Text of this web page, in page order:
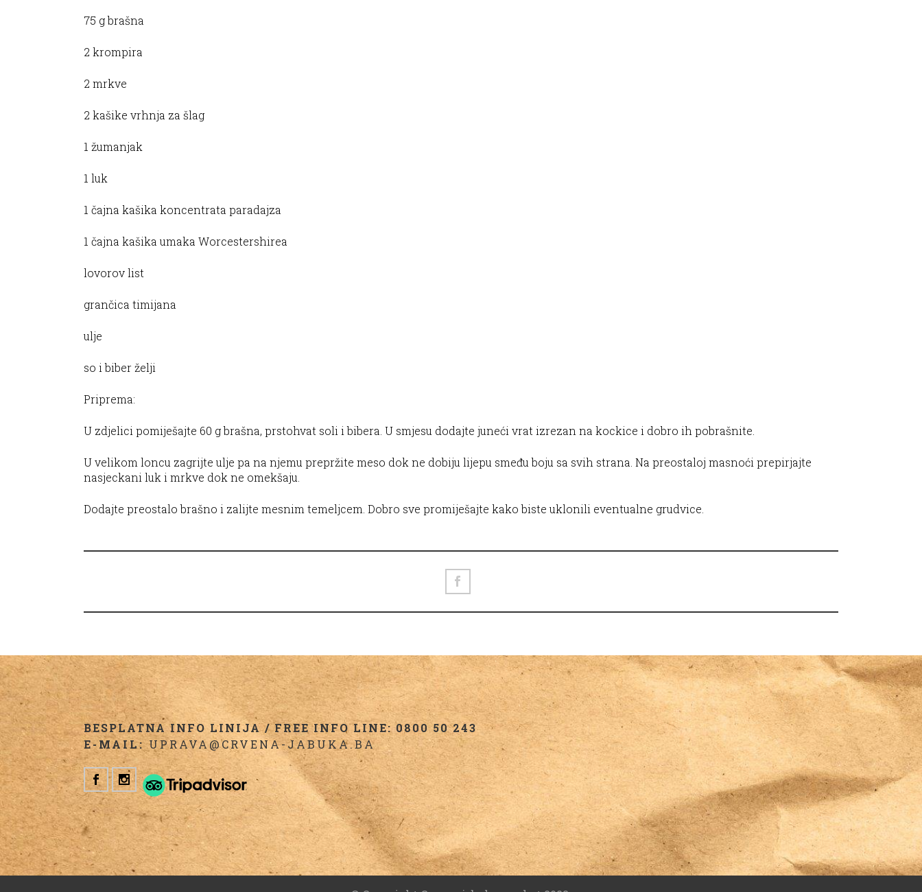
75 g brašna
2 krompira
2 mrkve
2 kašike vrhnja za šlag
1 žumanjak
1 luk
1 čajna kašika koncentrata paradajza
1 čajna kašika umaka Worcestershirea
lovorov list
grančica timijana
ulje
so i biber želji
Priprema:
U zdjelici pomiješajte 60 g brašna, prstohvat soli i bibera. U smjesu dodajte juneći vrat izrezan na kockice i dobro ih pobrašnite.
U velikom loncu zagrijte ulje pa na njemu prepržite meso dok ne dobiju lijepu smeđu boju sa svih strana. Na preostaloj masnoći prepirjajte
nasjeckani luk i mrkve dok ne omekšaju.
Dodajte preostalo brašno i zalijte mesnim temeljcem. Dobro sve promiješajte kako biste uklonili eventualne grudvice.
BESPLATNA INFO LINIJA / FREE INFO LINE: 0800 50 243
E-MAIL:UPRAVA@CRVENA-JABUKA.BA